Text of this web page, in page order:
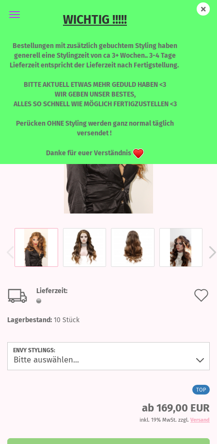
WICHTIG !!!!!
Bestellungen mit zusätzlich gebuchtem Styling haben
generell eine Stylingzeit von ca 3+ Wochen.. 3-4 Tage
Lieferzeit entspricht der Lieferzeit nach Fertigstellung.
BITTE AKTUELL ETWAS MEHR GEDULD HABEN <3
WIR GEBEN UNSER BESTES,
ALLES SO SCHNELL WIE MÖGLICH FERTIGZUSTELLEN <3
Perücken OHNE Styling werden ganz normal täglich
versendet !
Danke für euer Verständnis
Envy - Barbie Brünette - Limited Edition
Lieferzeit:
Lagerbestand: 10 Stück
ENVY STYLINGS:
TOP
ab 169,00 EUR
inkl. 19% MwSt. zzgl. Versand